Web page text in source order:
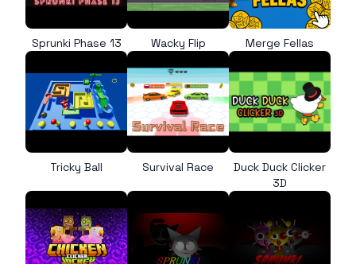
Sprunki Phase 13 Wacky Flip Merge Fellas
Tricky Ball Survival Race
Duck Duck Clicker
3D